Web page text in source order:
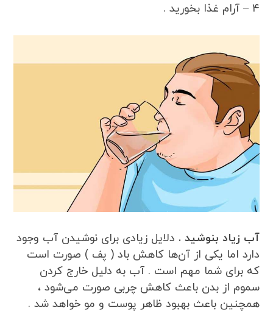
4 – آرام غذا بخورید .
آب زیاد بنوشید . دلایل زیادی برای نوشیدن آب وجود
دارد اما یکی از آن‌ها کاهش باد ( پف ) صورت است
که برای شما مهم است . آب به دلیل خارج کردن
سموم از بدن باعث کاهش چربی صورت می‌شود ،
همچنین باعث بهبود ظاهر پوست و مو خواهد شد .